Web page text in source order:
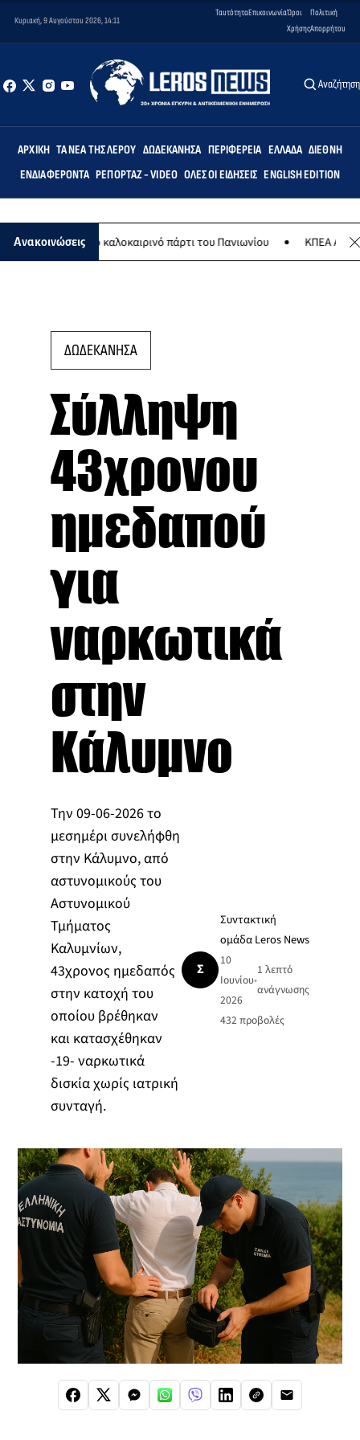
Κυριακή, 9 Αυγούστου 2026, 14:11
ΤαυτότηταΕπικοινωνίαΌροι
Χρήσης
Πολιτική
Απορρήτου
Αναζήτηση
ΑΡΧΙΚΉ ΤΑ ΝΈΑ ΤΗΣ ΛΈΡΟΥ ΔΩΔΕΚΆΝΗΣΑ ΠΕΡΙΦΈΡΕΙΑ ΕΛΛΆΔΑ ΔΙΕΘΝΉ
ΕΝΔΙΑΦΈΡΟΝΤΑ ΡΕΠΟΡΤΆΖ - VIDEO ΌΛΕΣ ΟΙ ΕΙΔΉΣΕΙΣ ENGLISH EDITION
Ανακοινώσεις
Αυγούστου το καλοκαιρινό πάρτι του Πανιωνίου ΚΠΕΑ
ΔΩΔΕΚΑΝΗΣΑ
Σύλληψη
43χρονου
ημεδαπού
για
ναρκωτικά
στην
Κάλυμνο
Την 09-06-2026 το
μεσημέρι συνελήφθη
στην Κάλυμνο, από
αστυνομικούς του
Αστυνομικού
Τμήματος
Καλυμνίων,
43χρονος ημεδαπός
στην κατοχή του
οποίου βρέθηκαν
και κατασχέθηκαν
-19- ναρκωτικά
δισκία χωρίς ιατρική
συνταγή.
Σ
Συντακτική
ομάδα Leros News
10
Ιουνίου
2026
•
1 λεπτό
ανάγνωσης
432 προβολές